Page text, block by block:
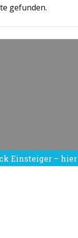
gefunden.
Einsteiger –